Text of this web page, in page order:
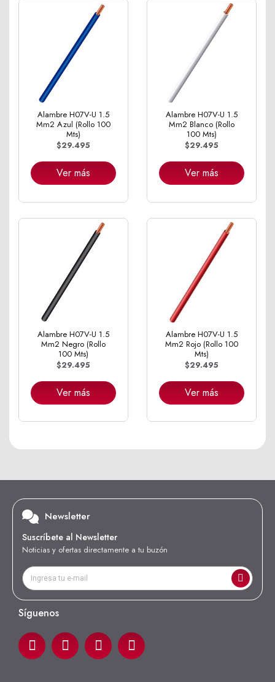
Alambre H07V-U 1.5
Mm2 Azul (Rollo 100
Mts)
$29.495
Ver más
Alambre H07V-U 1.5
Mm2 Blanco (Rollo
100 Mts)
$29.495
Ver más
Alambre H07V-U 1.5
Mm2 Negro (Rollo
100 Mts)
$29.495
Ver más
Alambre H07V-U 1.5
Mm2 Rojo (Rollo 100
Mts)
$29.495
Ver más
Newsletter
Suscríbete al Newsletter
Noticias y ofertas directamente a tu buzón
Síguenos